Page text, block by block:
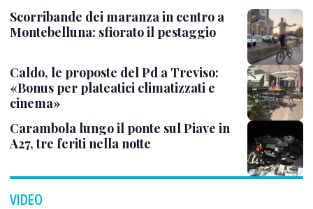
Scorribande dei maranza in centro a
Montebelluna: sfiorato il pestaggio
Caldo, le proposte del Pd a Treviso:
«Bonus per plateatici climatizzati e
cinema»
Carambola lungo il ponte sul Piave in
A27, tre feriti nella notte
VIDEO